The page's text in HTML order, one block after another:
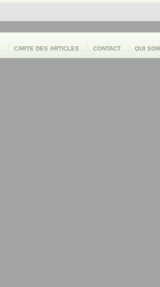
CARTE DES ARTICLES CONTACT QUI